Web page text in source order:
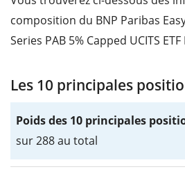
composition du BNP Paribas
Series PAB 5% Capped UCITS ETF
Les 10 principales
Poids des 10 principales
sur 288 au total